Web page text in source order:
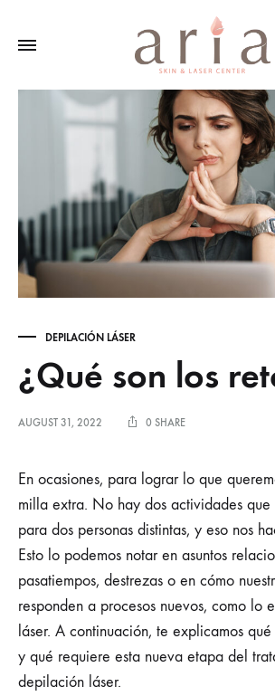
DEPILACIÓN LÁSER
¿Qué son los
AUGUST 31, 2022 0 SHARE
En ocasiones, para lograr lo que
milla extra. No hay dos actividades que
para dos personas distintas, y eso nos
Esto lo podemos notar en asuntos
pasatiempos, destrezas o en cómo
responden a procesos nuevos, como lo
láser. A continuación, te explicamos
y qué requiere esta nueva etapa del
depilación láser.